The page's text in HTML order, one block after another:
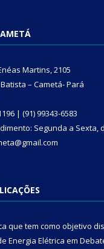
Martins, 2105
– Cametá- Pará
| (91) 99343-6583
Segunda a Sexta,
que tem como objetivo
Energia Elétrica em